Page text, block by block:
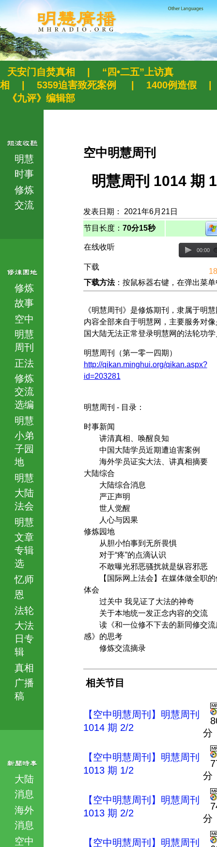
天安门自焚真相
“四•二五”上访真
相
5359迫害致死案例 1400例造假
《九评》编辑部
明慧
时事
修炼
交流
修炼
故事
空中
明慧
周刊
正法
修炼
交流
选编
明慧
小弟
子园
地
明慧
大陆
法会
明慧
文章
专辑
选
忆师
恩
法轮
大法
日专
辑
真相
广播
稿
大陆
消息
海外
消息
空中
空中明慧周刊
明慧周刊 1014 期
发表日期： 2021年6月21日
节目长度： 70分15秒
在线收听 00:00
下载
下载方法：按鼠标器右键，在弹出菜
《明慧周刊》是修炼期刊，隶属于明
内容全部来自于明慧网，主要服务对像
国大陆无法正常登录明慧网的法轮功
明慧周刊（第一零一四期）
http://qikan.minghui.org/qikan.aspx?
id=203281
明慧周刊 - 目录：
时事新闻
讲清真相、唤醒良知
中国大陆学员近期遭迫害案例
海外学员证实大法、讲真相摘要
大陆综合
大陆综合消息
严正声明
世人觉醒
人心与因果
修炼园地
从胆小怕事到无所畏惧
对于“疼”的点滴认识
不敢曝光邪恶骚扰就是纵容邪恶
【国际网上法会】在媒体做全职的
体会
过关中 我见证了大法的神奇
关于本地统一发正念内容的交流
读《和一位修不下去的新同修交流
感》的思考
修炼交流摘录
相关节目
【空中明慧周刊】明慧周刊
1014 期 2/2
分
【空中明慧周刊】明慧周刊
1013 期 1/2
分
【空中明慧周刊】明慧周刊
1013 期 2/2
分
【空中明慧周刊】明慧周刊